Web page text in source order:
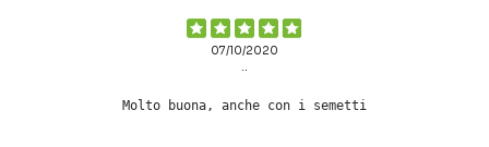
07/10/2020
..
Molto buona, anche con i semetti